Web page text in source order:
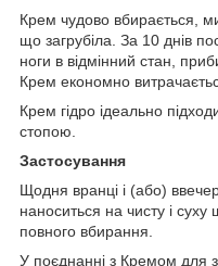
Крем чудово вбирається,
що загрубіла. За 10 днів
ноги в відмінний стан,
Крем економно
Крем гідро ідеально
стопою.
Застосування
Щодня вранці і (або)
наноситься на чисту і суху
повного вбирання.
У поєднанні з Кремом для